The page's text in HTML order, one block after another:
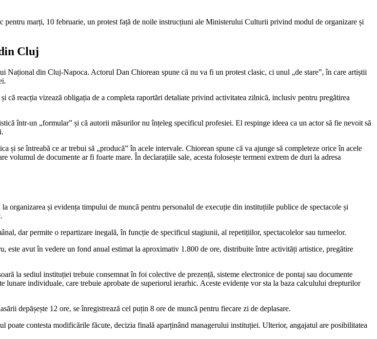
marți, 10 februarie, un protest față de noile instrucțiuni ale Ministerului Culturii privind modul de organizare și
Cluj
Național din Cluj-Napoca. Actorul Dan Chiorean spune că nu va fi un protest clasic, ci unul „de stare”, în care artiștii
reacția vizează obligația de a completa raportări detaliate privind activitatea zilnică, inclusiv pentru pregătirea
într-un „formular” și că autorii măsurilor nu înțeleg specificul profesiei. El respinge ideea ca un actor să fie nevoit să
se întreabă ce ar trebui să „producă” în acele intervale. Chiorean spune că va ajunge să completeze orice în acele
de documente ar fi foarte mare. În declarațiile sale, acesta folosește termeni extrem de duri la adresa
și evidența timpului de muncă pentru personalul de execuție din instituțiile publice de spectacole și
dar permite o repartizare inegală, în funcție de specificul stagiunii, al repetițiilor, spectacolelor sau turneelor.
este avut în vedere un fond anual estimat la aproximativ 1.800 de ore, distribuite între activități artistice, pregătire
la sediul instituției trebuie consemnat în foi colective de prezență, sisteme electronice de pontaj sau documente
individuale, care trebuie aprobate de superiorul ierarhic. Aceste evidențe vor sta la baza calculului drepturilor
depășește 12 ore, se înregistrează cel puțin 8 ore de muncă pentru fiecare zi de deplasare.
poate contesta modificările făcute, decizia finală aparținând managerului instituției. Ulterior, angajatul are posibilitatea